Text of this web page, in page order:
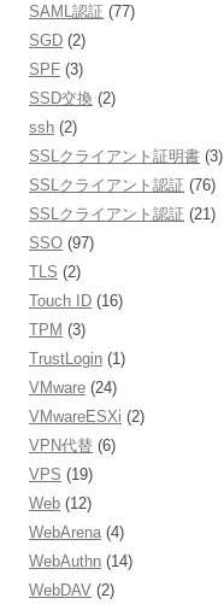
SAML認証 (77)
SGD (2)
SPF (3)
SSD交換 (2)
ssh (2)
SSLクライアント証明書 (3)
SSLクライアント認証 (76)
SSLクライアント認証 (21)
SSO (97)
TLS (2)
Touch ID (16)
TPM (3)
TrustLogin (1)
VMware (24)
VMwareESXi (2)
VPN代替 (6)
VPS (19)
Web (12)
WebArena (4)
WebAuthn (14)
WebDAV (2)